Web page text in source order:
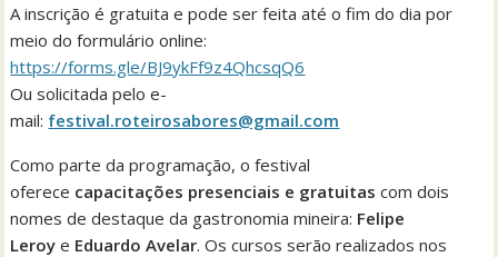
A inscrição é gratuita e pode ser feita até o fim do dia por
meio do formulário online:
https://forms.gle/BJ9ykFf9z4QhcsqQ6
Ou solicitada pelo e-
mail: festival.roteirosabores@gmail.com
Como parte da programação, o festival
oferece capacitações presenciais e gratuitas com dois
nomes de destaque da gastronomia mineira: Felipe
Leroy e Eduardo Avelar. Os cursos serão realizados nos